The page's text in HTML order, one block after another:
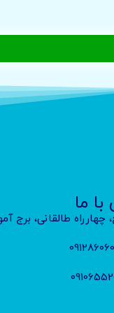
ما
چهارراه طالقانی، برج